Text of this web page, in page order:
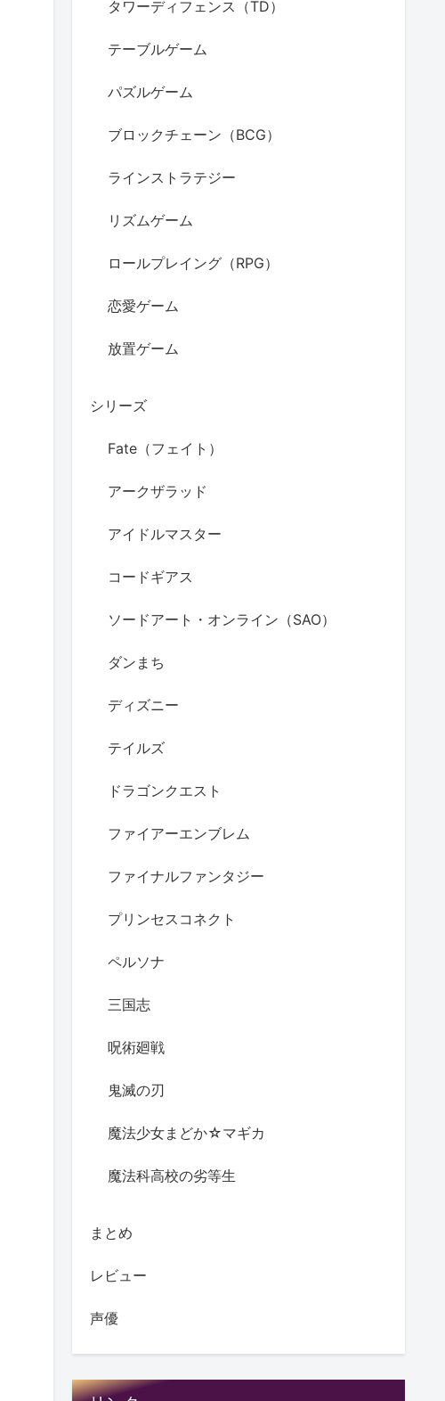
タワーディフェンス（TD）
テーブルゲーム
パズルゲーム
ブロックチェーン（BCG）
ラインストラテジー
リズムゲーム
ロールプレイング（RPG）
恋愛ゲーム
放置ゲーム
シリーズ
Fate（フェイト）
アークザラッド
アイドルマスター
コードギアス
ソードアート・オンライン（SAO）
ダンまち
ディズニー
テイルズ
ドラゴンクエスト
ファイアーエンブレム
ファイナルファンタジー
プリンセスコネクト
ペルソナ
三国志
呪術廻戦
鬼滅の刃
魔法少女まどか☆マギカ
魔法科高校の劣等生
まとめ
レビュー
声優